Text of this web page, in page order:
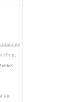
сбор,
на